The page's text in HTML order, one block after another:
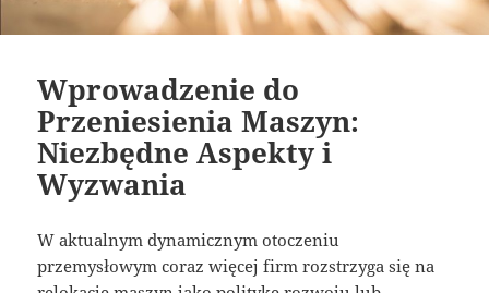
Wprowadzenie do
Przeniesienia Maszyn:
Niezbędne Aspekty i
Wyzwania
W aktualnym dynamicznym otoczeniu
przemysłowym coraz więcej firm rozstrzyga się na